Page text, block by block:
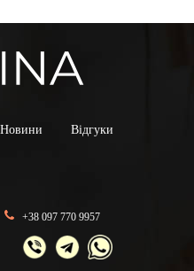
Новини Відгуки
+38 097 770 9957